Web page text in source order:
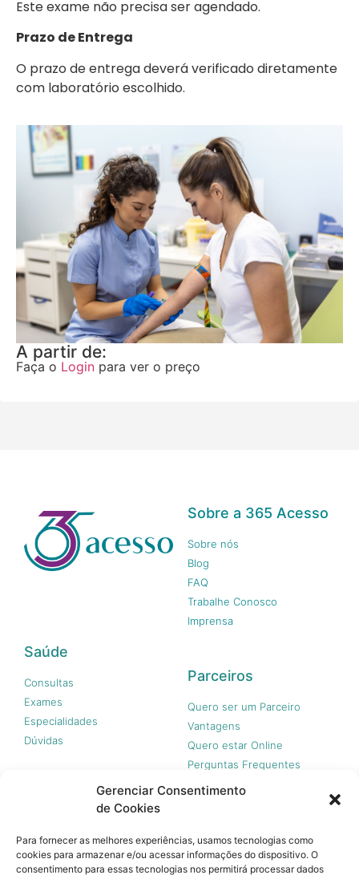
Gerenciar Consentimento
de Cookies
Para fornecer as melhores experiências, usamos tecnologias como
cookies para armazenar e/ou acessar informações do dispositivo. O
consentimento para essas tecnologias nos permitirá processar dados
Este exame não precisa ser agendado.
Prazo de Entrega
O prazo de entrega deverá verificado diretamente
com laboratório escolhido.
A partir de:
Faça o Login para ver o preço
Sobre a 365 Acesso
Sobre nós
Blog
FAQ
Trabalhe Conosco
Imprensa
Saúde
Consultas
Exames
Especialidades
Dúvidas
Parceiros
Quero ser um Parceiro
Vantagens
Quero estar Online
Perguntas Frequentes